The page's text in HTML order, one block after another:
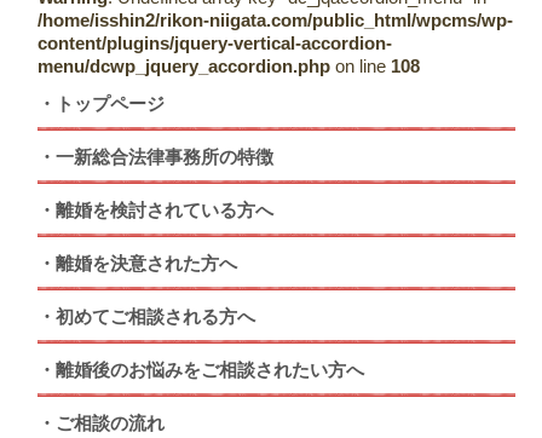
/home/isshin2/rikon-niigata.com/public_html/wpcms/wp-
content/plugins/jquery-vertical-accordion-
menu/dcwp_jquery_accordion.php on line 108
トップページ
一新総合法律事務所の特徴
離婚を検討されている方へ
離婚を決意された方へ
初めてご相談される方へ
離婚後のお悩みをご相談されたい方へ
ご相談の流れ